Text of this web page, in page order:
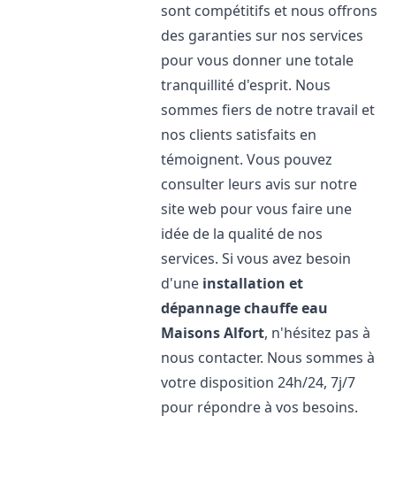
sont compétitifs et nous offrons
des garanties sur nos services
pour vous donner une totale
tranquillité d'esprit. Nous
sommes fiers de notre travail et
nos clients satisfaits en
témoignent. Vous pouvez
consulter leurs avis sur notre
site web pour vous faire une
idée de la qualité de nos
services. Si vous avez besoin
d'une installation et
dépannage chauffe eau
Maisons Alfort, n'hésitez pas à
nous contacter. Nous sommes à
votre disposition 24h/24, 7j/7
pour répondre à vos besoins.